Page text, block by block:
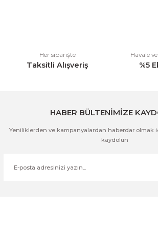
Her siparişte
Taksitli Alışveriş
Havale
%5
HABER BÜLTENİMİZE
Yeniliklerden ve kampanyalardan haberdar olmak
kaydolun